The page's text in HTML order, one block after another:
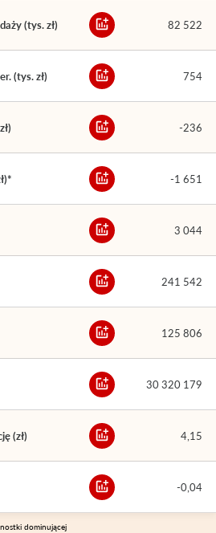
(tys. zł) 82 522
(tys. zł) 754
-236
-1 651
3 044
241 542
125 806
30 320 179
(zł) 4,15
-0,04
dominującej